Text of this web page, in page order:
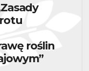
roślin